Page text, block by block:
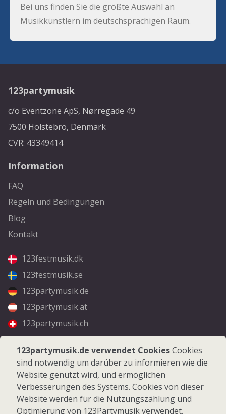
Bei uns finden Sie die größte Auswahl an
Musikkünstlern im deutschsprachigen Raum.
123partymusik
c/o Eventzone ApS, Nørregade 49
7500 Holstebro, Denmark
CVR: 43349414
Information
FAQ
Regeln und Bedingungen
Blog
Kontakt
123festmusik.dk
123festmusik.se
123partymusik.de
123partymusik.at
123partymusik.ch
Folgen Sie uns
Facebook
Instagram
123partymusik.de verwendet CookiesCookies
sind notwendig um darüber zu informieren wie die
Website genutzt wird, und ermöglichen
Verbesserungen des Systems. Cookies von dieser
Website werden für die Nutzungszählung und
Optimierung von 123Partymusik verwendet.